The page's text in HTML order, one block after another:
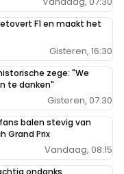
F1 en maakt het
Gisteren, 16:30
zege: "We
te danken"
Gisteren, 07:30
balen stevig van
Grand Prix
Vandaag, 08:15